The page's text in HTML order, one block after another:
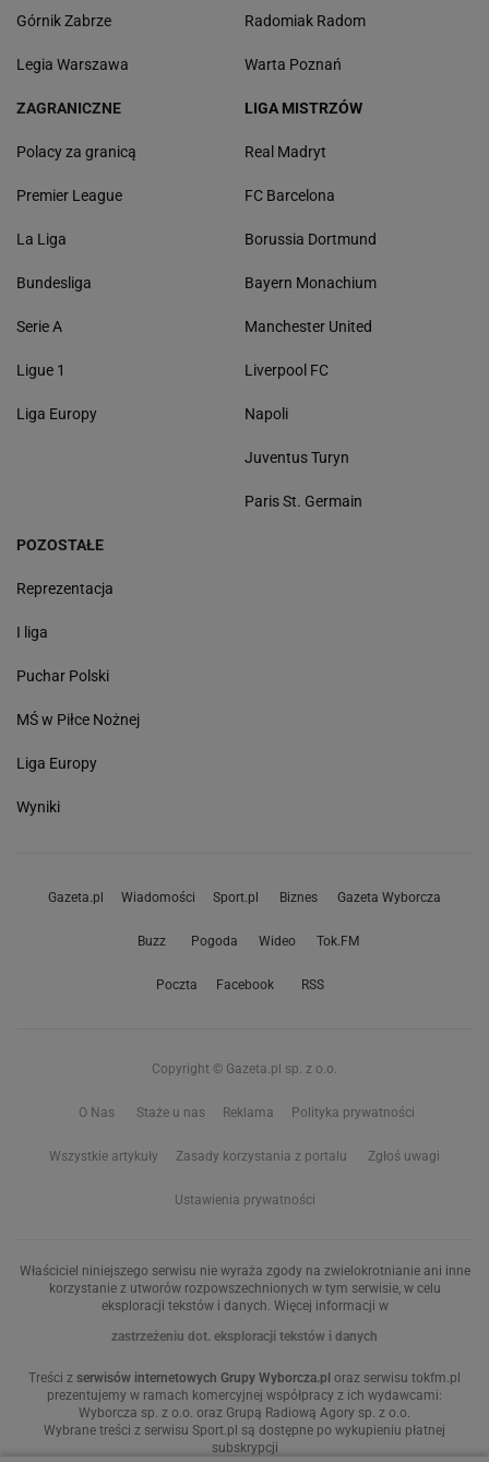
Górnik Zabrze
Legia Warszawa
Radomiak Radom
Warta Poznań
ZAGRANICZNE
Polacy za granicą
Premier League
La Liga
Bundesliga
Serie A
Ligue 1
Liga Europy
LIGA MISTRZÓW
Real Madryt
FC Barcelona
Borussia Dortmund
Bayern Monachium
Manchester United
Liverpool FC
Napoli
Juventus Turyn
Paris St. Germain
POZOSTAŁE
Reprezentacja
I liga
Puchar Polski
MŚ w Piłce Nożnej
Liga Europy
Wyniki
Gazeta.pl Wiadomości Sport.pl Biznes Gazeta Wyborcza
Buzz Pogoda Wideo Tok.FM
Poczta Facebook RSS
Copyright © Gazeta.pl sp. z o.o.
O Nas Staże u nas Reklama Polityka prywatności
Wszystkie artykuły Zasady korzystania z portalu Zgłoś uwagi
Ustawienia prywatności
Właściciel niniejszego serwisu nie wyraża zgody na zwielokrotnianie ani inne
korzystanie z utworów rozpowszechnionych w tym serwisie, w celu
eksploracji tekstów i danych. Więcej informacji w
zastrzeżeniu dot. eksploracji tekstów i danych
Treści z serwisów internetowych Grupy Wyborcza.pl oraz serwisu tokfm.pl
prezentujemy w ramach komercyjnej współpracy z ich wydawcami:
Wyborcza sp. z o.o. oraz Grupą Radiową Agory sp. z o.o.
Wybrane treści z serwisu Sport.pl są dostępne po wykupieniu płatnej
subskrypcji